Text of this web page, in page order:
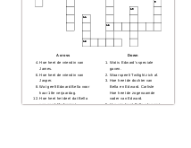
Across
Hoe heet de vriendin van
James.
Hoe heet de vriendin van
Jasper.
Wat geeft Edward Bella voor
haar 18e verjaardag.
Hoe heet het deel dat Bella
van een klif afspringt.
Down
Wat is Edward's speciale
gaven.
Waar speelt Twilight zich af.
Hoe heet de dochter van
Bella en Edward. Carlisle
Hoe heet de zogenaamde
vader van Edward.
Van wie hoort Bella als eerst